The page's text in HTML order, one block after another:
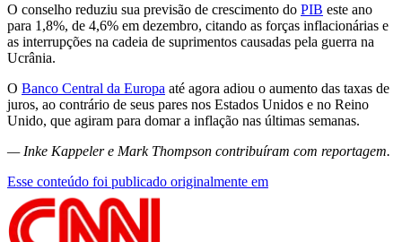
O conselho reduziu sua previsão de crescimento do PIB este ano
para 1,8%, de 4,6% em dezembro, citando as forças inflacionárias e
as interrupções na cadeia de suprimentos causadas pela guerra na
Ucrânia.
O Banco Central da Europa até agora adiou o aumento das taxas de
juros, ao contrário de seus pares nos Estados Unidos e no Reino
Unido, que agiram para domar a inflação nas últimas semanas.
— Inke Kappeler e Mark Thompson contribuíram com reportagem.
Esse conteúdo foi publicado originalmente em